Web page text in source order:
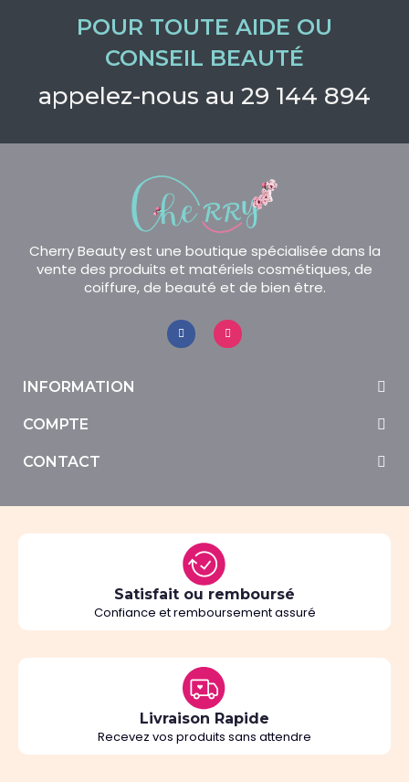
POUR TOUTE AIDE OU
CONSEIL BEAUTÉ
appelez-nous au 29 144 894
Cherry Beauty est une boutique spécialisée dans la
vente des produits et matériels cosmétiques, de
coiffure, de beauté et de bien être.
INFORMATION
COMPTE
CONTACT
Satisfait ou remboursé
Confiance et remboursement assuré
Livraison Rapide
Recevez vos produits sans attendre